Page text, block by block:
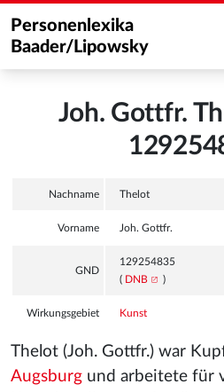
Personenlexika
Baader/Lipowsky
Joh. Gottfr.
Nachname Thelot
Vorname Joh. Gottfr.
GND
129254835
( DNB )
Wirkungsgebiet Kunst
Thelot (Joh. Gottfr.) war
Augsburg und arbeitete für